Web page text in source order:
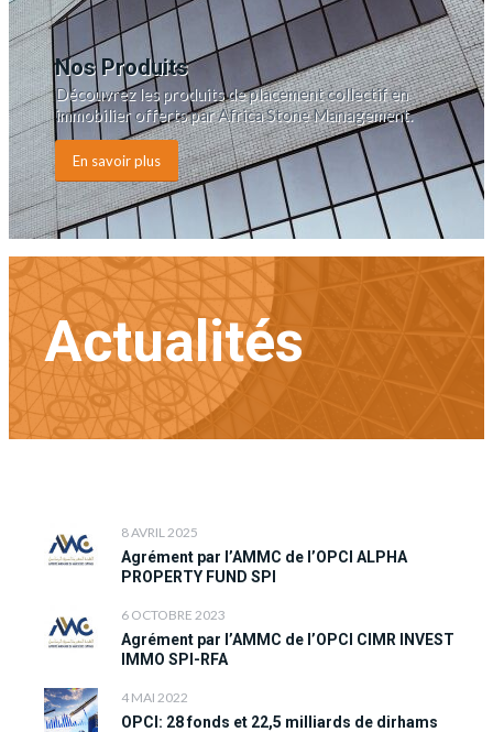
Nos Produits
Découvrez les produits de placement collectif en
immobilier offerts par Africa Stone Management.
En savoir plus
Actualités
8 AVRIL 2025
Agrément par l’AMMC de l’OPCI ALPHA
PROPERTY FUND SPI
6 OCTOBRE 2023
Agrément par l’AMMC de l’OPCI CIMR INVEST
IMMO SPI-RFA
4 MAI 2022
OPCI: 28 fonds et 22,5 milliards de dirhams